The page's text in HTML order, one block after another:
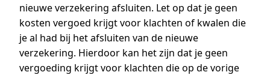
nieuwe verzekering afsluiten. Let op dat je geen
kosten vergoed krijgt voor klachten of kwalen die
je al had bij het afsluiten van de nieuwe
verzekering. Hierdoor kan het zijn dat je geen
vergoeding krijgt voor klachten die op de vorige